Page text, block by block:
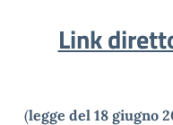
Link
(legge del 18 giugno